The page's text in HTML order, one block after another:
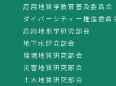
応用地質学教育普及委員会
ダイバーシティー推進委員
応用地形学研究部会
地下水研究部会
環境地質研究部会
災害地質研究部会
土木地質研究部会